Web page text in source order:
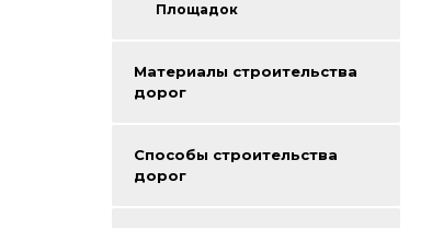
Площадок
Материалы строительства
дорог
Способы строительства
дорог